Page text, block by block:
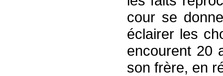
cour se
éclairer les
encourent 20
son frère, en